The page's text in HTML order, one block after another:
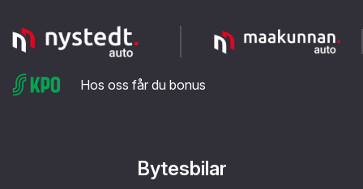
Hos oss får du bonus
Bytesbilar